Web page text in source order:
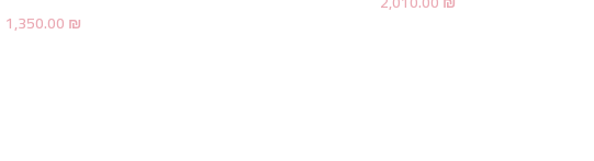
1,350.00₪